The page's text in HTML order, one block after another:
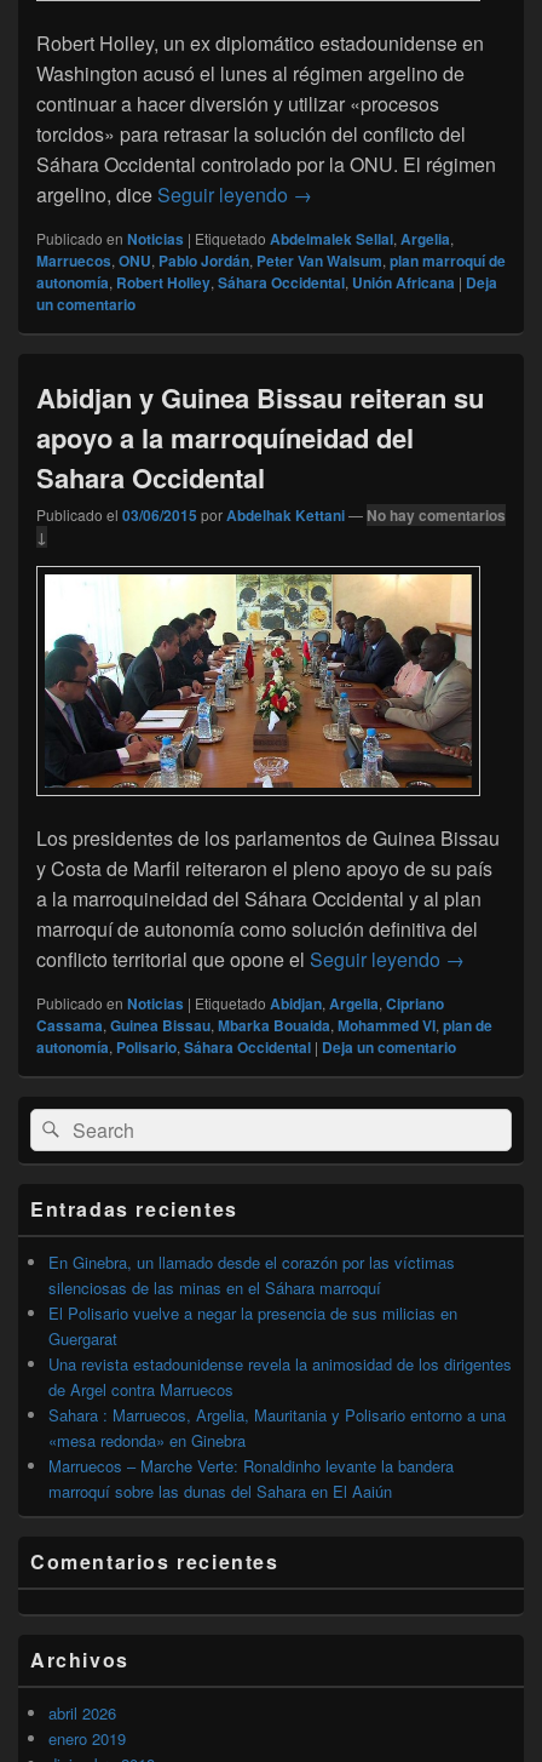
Robert Holley, un ex diplomático estadounidense en
Washington acusó el lunes al régimen argelino de
continuar a hacer diversión y utilizar «procesos
torcidos» para retrasar la solución del conflicto del
Sáhara Occidental controlado por la ONU. El régimen
argelino, dice Seguir leyendo Sáhara Occidental:
→
Publicado en Noticias | Etiquetado Abdelmalek Sellal,Argelia,
Marruecos,ONU, Pablo Jordán, Peter Van Walsum,plan marroquí de
autonomía, Robert Holley,Sáhara Occidental, Unión Africana | Deja
un comentario
Abidjan y Guinea Bissau reiteran su
apoyo a la marroquíneidad del
Sahara Occidental
Publicado el 03/06/2015 porAbdelhak Kettani— No hay comentarios
↓
Los presidentes de los parlamentos de Guinea Bissau
y Costa de Marfil reiteraron el pleno apoyo de su país
a la marroquineidad del Sáhara Occidental y al plan
marroquí de autonomía como solución definitiva del
conflicto territorial que opone el Seguir leyendo Abidjan y
→
Publicado en Noticias | Etiquetado Abidjan, Argelia, Cipriano
Cassama, Guinea Bissau, Mbarka Bouaida, Mohammed VI, plan de
autonomía, Polisario, Sáhara Occidental | Deja un comentario
El
área
de
widget
lateral
primaria
Buscar
por:
Buscar
Entradas recientes
En Ginebra, un llamado desde el corazón por las víctimas
silenciosas de las minas en el Sáhara marroquí
El Polisario vuelve a negar la presencia de sus milicias en
Guergarat
Una revista estadounidense revela la animosidad de los dirigentes
de Argel contra Marruecos
Sahara : Marruecos, Argelia, Mauritania y Polisario entorno a una
«mesa redonda» en Ginebra
Marruecos – Marche Verte: Ronaldinho levante la bandera
marroquí sobre las dunas del Sahara en El Aaiún
Comentarios recientes
Archivos
abril 2026
enero 2019